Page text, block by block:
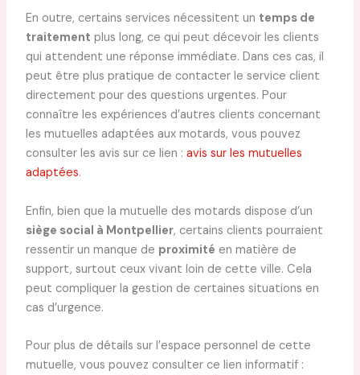
En outre, certains services nécessitent un temps de
traitement plus long, ce qui peut décevoir les clients
qui attendent une réponse immédiate. Dans ces cas, il
peut être plus pratique de contacter le service client
directement pour des questions urgentes. Pour
connaître les expériences d’autres clients concernant
les mutuelles adaptées aux motards, vous pouvez
consulter les avis sur ce lien : avis sur les mutuelles
adaptées.
Enfin, bien que la mutuelle des motards dispose d’un
siège social à Montpellier, certains clients pourraient
ressentir un manque de proximité en matière de
support, surtout ceux vivant loin de cette ville. Cela
peut compliquer la gestion de certaines situations en
cas d’urgence.
Pour plus de détails sur l’espace personnel de cette
mutuelle, vous pouvez consulter ce lien informatif :